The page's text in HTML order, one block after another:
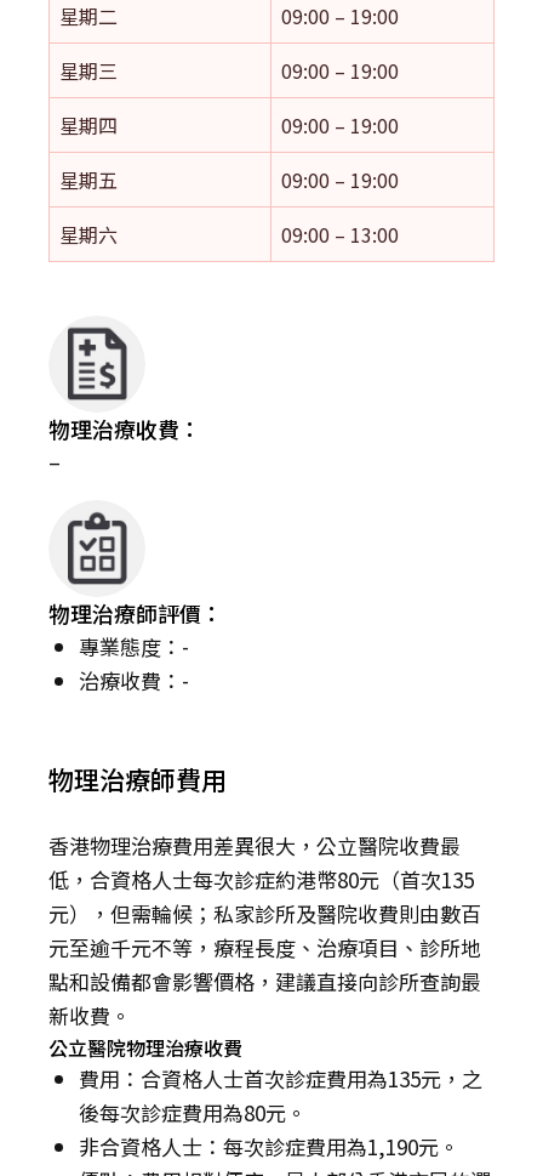
星期二
09:00 – 19:00
星期三
09:00 – 19:00
星期四
09:00 – 19:00
星期五
09:00 – 19:00
星期六
09:00 – 13:00
物理治療收費：
–
物理治療師評價：
專業態度：-
治療收費：-
物理治療師費用
香港物理治療費用差異很大，公立醫院收費最
低，合資格人士每次診症約港幣80元（首次135
元），但需輪候；私家診所及醫院收費則由數百
元至逾千元不等，療程長度、治療項目、診所地
點和設備都會影響價格，建議直接向診所查詢最
新收費。
公立醫院物理治療收費
費用：合資格人士首次診症費用為135元，之
後每次診症費用為80元。
非合資格人士：每次診症費用為1,190元。